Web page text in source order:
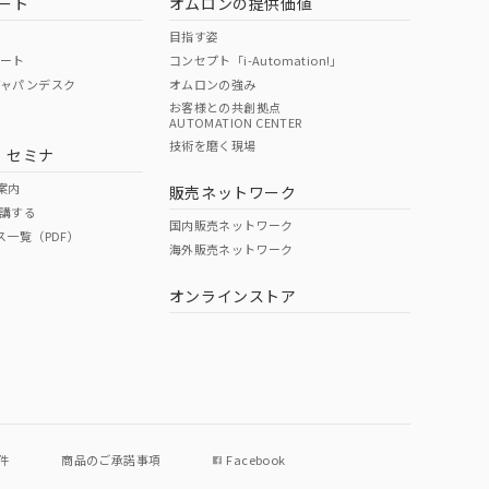
O O
ページへ
ください
ト
パンデスク
セミナ
内
する
覧（PDF）
目指す姿
コンセプト「i-Automation!」
オムロンの強み
お客様との共創拠点
AUTOMATION CENTER
技術を磨く現場
販売ネットワーク
国内販売ネットワーク
海外販売ネットワーク
オンラインストア
商品のご承諾事項 Facebook